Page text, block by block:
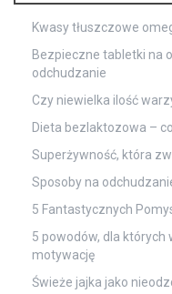
Kwasy tłuszczowe
Bezpieczne tabletki na
odchudzanie
Czy niewielka ilość
Dieta bezlaktozowa –
Superżywność, która
Sposoby na
5 Fantastycznych
5 powodów, dla
motywację
Świeże jajka jako